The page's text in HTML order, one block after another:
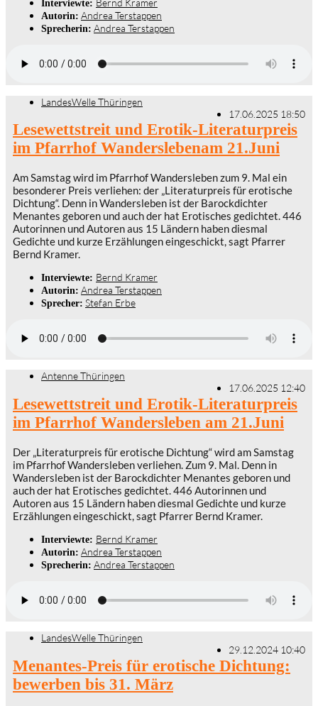
Interviewte: Bernd Kramer
Autorin: Andrea Terstappen
Sprecherin: Andrea Terstappen
LandesWelle Thüringen
17.06.2025 18:50
Lesewettstreit und Erotik-Literaturpreis
im Pfarrhof Wanderslebenam 21.Juni
Am Samstag wird im Pfarrhof Wandersleben zum 9. Mal ein
besonderer Preis verliehen: der „Literaturpreis für erotische
Dichtung“. Denn in Wandersleben ist der Barockdichter
Menantes geboren und auch der hat Erotisches gedichtet. 446
Autorinnen und Autoren aus 15 Ländern haben diesmal
Gedichte und kurze Erzählungen eingeschickt, sagt Pfarrer
Bernd Kramer.
Interviewte: Bernd Kramer
Autorin: Andrea Terstappen
Sprecher: Stefan Erbe
Antenne Thüringen
17.06.2025 12:40
Lesewettstreit und Erotik-Literaturpreis
im Pfarrhof Wandersleben am 21.Juni
Der „Literaturpreis für erotische Dichtung“ wird am Samstag
im Pfarrhof Wandersleben verliehen. Zum 9. Mal. Denn in
Wandersleben ist der Barockdichter Menantes geboren und
auch der hat Erotisches gedichtet. 446 Autorinnen und
Autoren aus 15 Ländern haben diesmal Gedichte und kurze
Erzählungen eingeschickt, sagt Pfarrer Bernd Kramer.
Interviewte: Bernd Kramer
Autorin: Andrea Terstappen
Sprecherin: Andrea Terstappen
LandesWelle Thüringen
29.12.2024 10:40
Menantes-Preis für erotische Dichtung:
bewerben bis 31. März